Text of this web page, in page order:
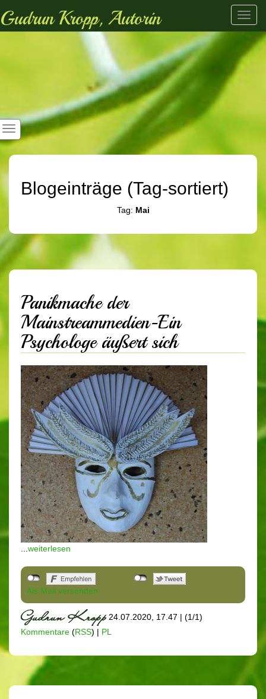
Gudrun Kropp, Autorin
Blogeinträge (Tag-sortiert)
Tag: Mai
Panikmache der
Mainstreammedien-Ein
Psychologe äußert sich
weiterlesen
Als Mail versenden
24.07.2020, 17.47 | (1/1)
Kommentare (RSS) | PL